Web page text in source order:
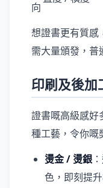
向
想證書更有質感
需大量頒發，普
印刷及後加
證書嘅高級感好
種工藝，令你嘅
燙金 / 燙銀
色，即刻提